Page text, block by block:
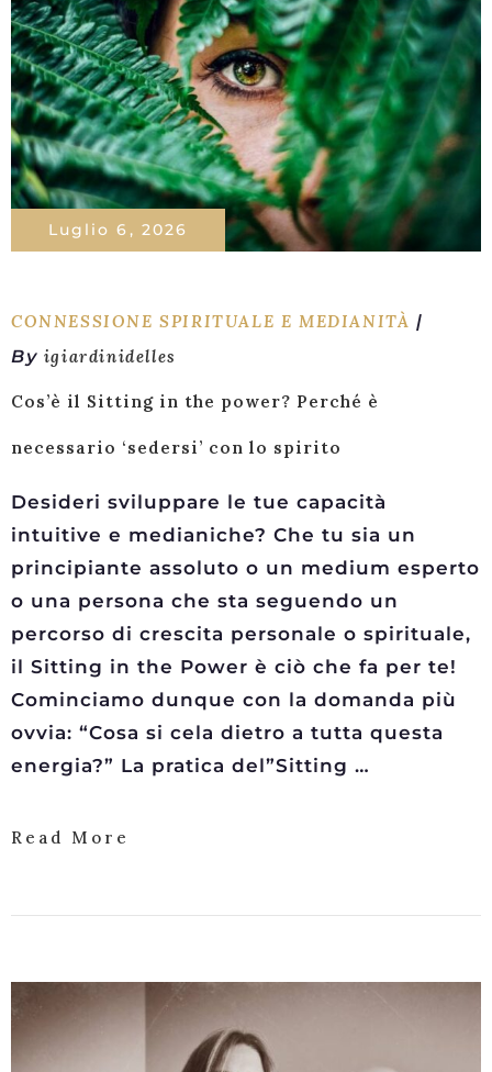
Luglio 6, 2026
CONNESSIONE SPIRITUALE E MEDIANITÀ
By igiardinidelles
Cos’è il Sitting in the power? Perché è
necessario ‘sedersi’ con lo spirito
Desideri sviluppare le tue capacità
intuitive e medianiche? Che tu sia un
principiante assoluto o un medium esperto
o una persona che sta seguendo un
percorso di crescita personale o spirituale,
il Sitting in the Power è ciò che fa per te!
Cominciamo dunque con la domanda più
ovvia: “Cosa si cela dietro a tutta questa
energia?” La pratica del”Sitting …
Read More